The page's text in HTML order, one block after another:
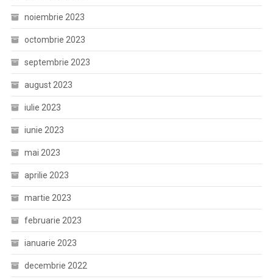
noiembrie 2023
octombrie 2023
septembrie 2023
august 2023
iulie 2023
iunie 2023
mai 2023
aprilie 2023
martie 2023
februarie 2023
ianuarie 2023
decembrie 2022